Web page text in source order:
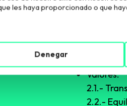
puntos
Valores.
2.1.-
2.2.-
les haya proporcionado o que
Denegar